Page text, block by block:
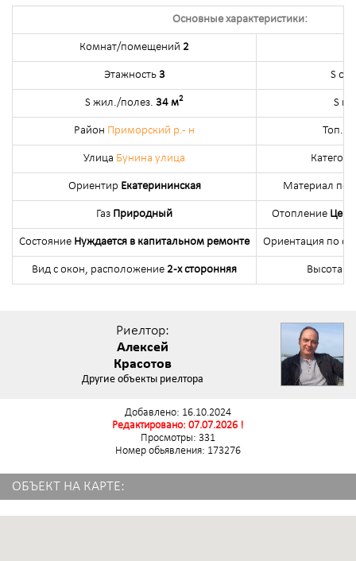
Основные характеристики:
Комнат/помещений 2
Этажность 3 S
S жил./полез. 34 м2 S
Район Приморский р.- н Топ.
Улица Бунина улица
Ориентир Екатерининская Материал
Газ Природный Отопление
Состояние Нуждается в капитальном ремонте Ориентация по
Вид с окон, расположение 2-х сторонняя Высота
Риелтор:
Алексей
Красотов
Другие объекты риелтора
Добавлено: 16.10.2024
Редактировано: 07.07.2026 !
Просмотры: 331
Номер обьявления: 173276
ОБЪЕКТ НА КАРТЕ: